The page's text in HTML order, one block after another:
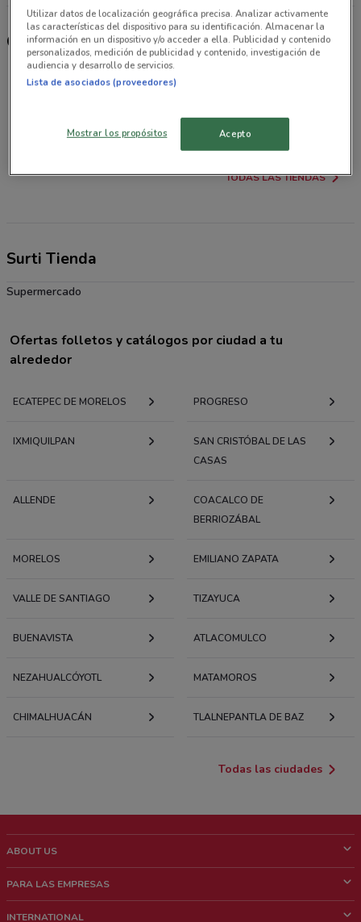
Otras tiendas seleccionadas para ti
La Comer Tiendas Neto Soriana Híper
TODAS LAS TIENDAS
Surti Tienda
Supermercado
Ofertas folletos y catálogos por ciudad a tu
alrededor
ECATEPEC DE MORELOS PROGRESO
IXMIQUILPAN
SAN CRISTÓBAL DE LAS
CASAS
ALLENDE
COACALCO DE
BERRIOZÁBAL
MORELOS EMILIANO ZAPATA
VALLE DE SANTIAGO TIZAYUCA
BUENAVISTA ATLACOMULCO
NEZAHUALCÓYOTL MATAMOROS
CHIMALHUACÁN TLALNEPANTLA DE BAZ
Todas las ciudades
ABOUT US
¿Quiénes Somos?
PARA LAS EMPRESAS
INTERNATIONAL
Utilizar datos de localización geográfica precisa. Analizar activamente
las características del dispositivo para su identificación. Almacenar la
información en un dispositivo y/o acceder a ella. Publicidad y contenido
personalizados, medición de publicidad y contenido, investigación de
audiencia y desarrollo de servicios.
Lista de asociados (proveedores)
Mostrar los propósitos Acepto